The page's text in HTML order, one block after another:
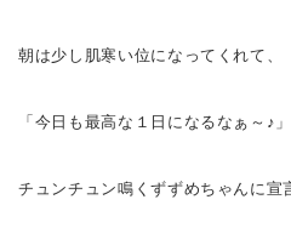
朝は少し肌寒い位になってくれて、
「今日も最高な１日になるなぁ～♪」
チュンチュン鳴くずずめちゃんに宣